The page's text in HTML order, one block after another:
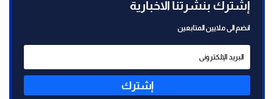
إشترك بنشرتنا الاخبارية
انضم الى ملايين المتابعين
إشترك